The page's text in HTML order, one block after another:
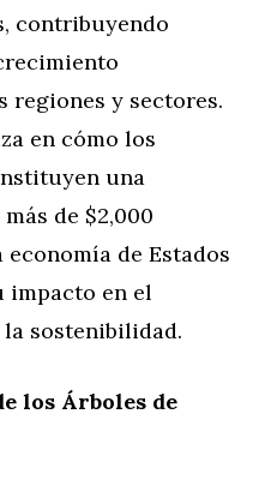
contribuyendo
regiones y sectores.
en cómo los
una
de $2,000
de Estados
impacto en el
sostenibilidad.
los Árboles de